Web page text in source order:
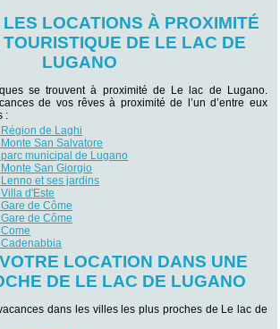
LOCATIONS À PROXIMITÉ
TOURISTIQUE DE LE LAC DE
LUGANO
se trouvent à proximité de Le lac de Lugano.
de vos rêves à proximité de l’un d’entre eux
:
de Laghi
San Salvatore
municipal de Lugano
San Giorgio
et ses jardins
d'Este
de Côme
de Côme
LOCATION DANS UNE
DE LE LAC DE LUGANO
dans les villes les plus proches de Le lac de